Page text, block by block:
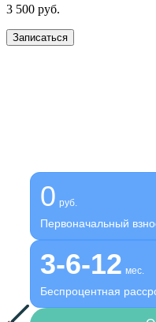
3 500 руб.
Записаться
0 руб.
Первоначальный
3-6-12 мес.
Беспроцентная